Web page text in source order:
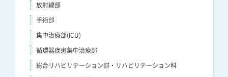
放射線部
手術部
集中治療部(ICU)
循環器疾患集中治療部
総合リハビリテーション部・リハビリテーション科